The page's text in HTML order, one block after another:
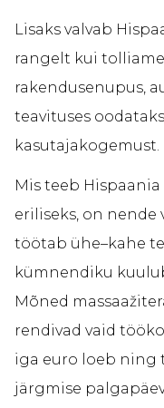
Lisaks valvab
rangelt kui
rakendusenupus,
teavituses
kasutajakogemust.
Mis teeb
eriliseks, on nende
töötab ühe–kahe
kümnendiku
Mõned
rendivad vaid
iga euro loeb ning
järgmise